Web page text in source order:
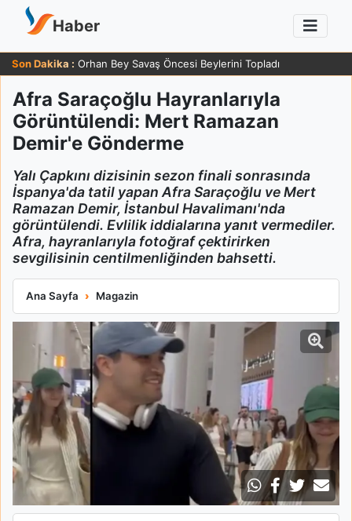
Haber
Son Dakika : Orhan Bey Savaş Öncesi Beylerini Topladı
Afra Saraçoğlu Hayranlarıyla
Görüntülendi: Mert Ramazan
Demir'e Gönderme
Yalı Çapkını dizisinin sezon finali sonrasında
İspanya'da tatil yapan Afra Saraçoğlu ve Mert
Ramazan Demir, İstanbul Havalimanı'nda
görüntülendi. Evlilik iddialarına yanıt vermediler.
Afra, hayranlarıyla fotoğraf çektirirken
sevgilisinin centilmenliğinden bahsetti.
Ana Sayfa Magazin
Afra Saraçoğlu Hayranlarıyla Görüntülendi: Mert Ramazan